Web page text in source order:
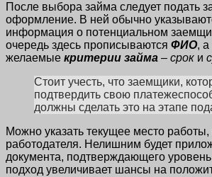
После выбора займа следует подать
оформление. В ней обычно
информация о потенциальном
очередь здесь прописываются ФИО, а
желаемые критерии займа – срок и
Стоит учесть, что заемщики,
подтвердить свою
должны сделать это на этапе
Можно указать текущее место работы,
работодателя. Нелишним будет
документа, подтверждающего
подход увеличивает шансы на